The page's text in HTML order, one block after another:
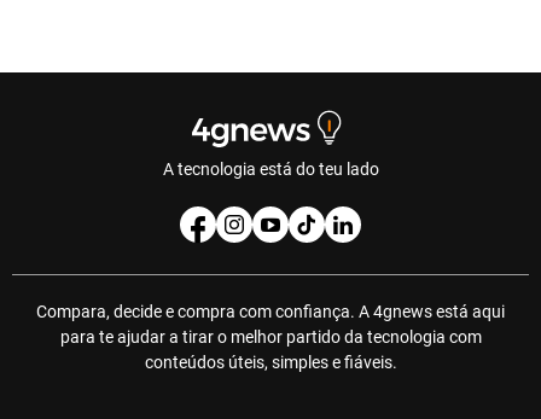
A tecnologia está do teu lado
Compara, decide e compra com confiança. A 4gnews está aqui
para te ajudar a tirar o melhor partido da tecnologia com
conteúdos úteis, simples e fiáveis.